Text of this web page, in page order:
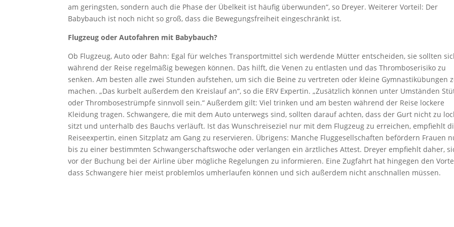
am geringsten, sondern auch die Phase der Übelkeit ist häufig überwunden“, so Dreyer. Weiterer Vorteil: Der
Babybauch ist noch nicht so groß, dass die Bewegungsfreiheit eingeschränkt ist.
Flugzeug oder Autofahren mit Babybauch?
Ob Flugzeug, Auto oder Bahn: Egal für welches Transportmittel sich werdende Mütter entscheiden, sie sollten
während der Reise regelmäßig bewegen können. Das hilft, die Venen zu entlasten und das Thromboserisiko zu
senken. Am besten alle zwei Stunden aufstehen, um sich die Beine zu vertreten oder kleine Gymnastikübungen
machen. „Das kurbelt außerdem den Kreislauf an“, so die ERV Expertin. „Zusätzlich können unter Umständen
oder Thrombosestrümpfe sinnvoll sein.“ Außerdem gilt: Viel trinken und am besten während der Reise lockere
Kleidung tragen. Schwangere, die mit dem Auto unterwegs sind, sollten darauf achten, dass der Gurt nicht zu
sitzt und unterhalb des Bauchs verläuft. Ist das Wunschreiseziel nur mit dem Flugzeug zu erreichen, empfiehlt
Reiseexpertin, einen Sitzplatz am Gang zu reservieren. Übrigens: Manche Fluggesellschaften befördern Frauen
bis zu einer bestimmten Schwangerschaftswoche oder verlangen ein ärztliches Attest. Dreyer empfiehlt daher,
vor der Buchung bei der Airline über mögliche Regelungen zu informieren. Eine Zugfahrt hat hingegen den
dass Schwangere hier meist problemlos umherlaufen können und sich außerdem nicht anschnallen müssen.